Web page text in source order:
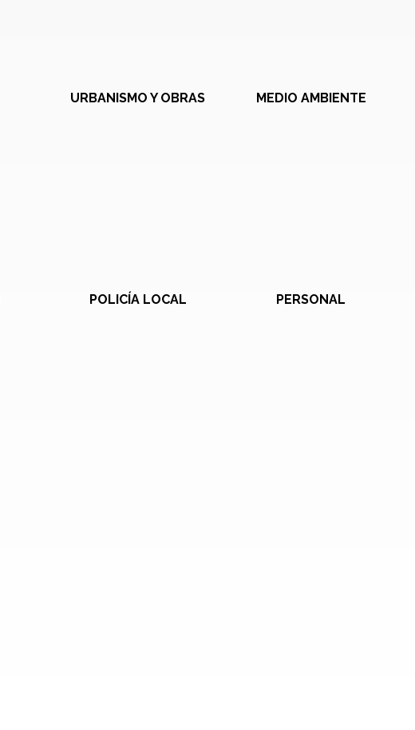
URBANISMO Y OBRAS MEDIO AMBIENTE
POLICÍA LOCAL PERSONAL